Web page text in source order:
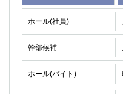
ホール(社員)
幹部候補
ホール(バイト)
高崎